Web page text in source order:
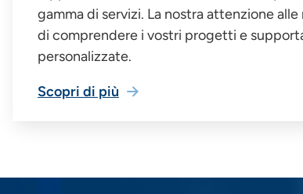
gamma di servizi. La nostra attenzione
di comprendere i vostri progetti e
personalizzate.
Scopri di più